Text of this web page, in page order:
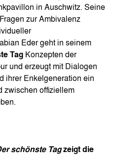
in Auschwitz. Seine
zur Ambivalenz
Eder geht in seinem
Tag Konzepten der
und erzeugt mit Dialogen
ihrer Enkelgeneration ein
zwischen offiziellem
schönste Tagzeigt die